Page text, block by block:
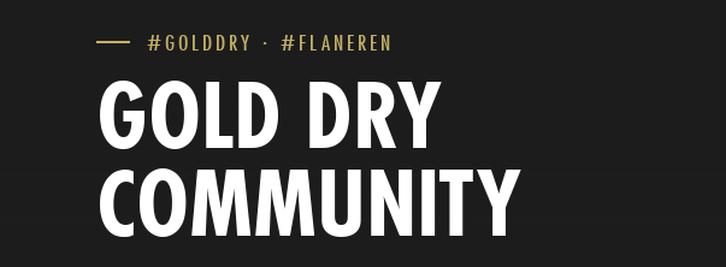
#GOLDDRY · #FLANEREN
GOLD DRY
COMMUNITY